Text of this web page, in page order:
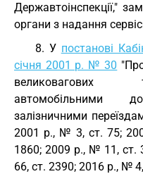
Державтоінспекції,"
органи з надання
8. У постанові
січня 2001 р. № 30
великовагових
автомобільними
залізничними
2001 р., № 3, ст. 75;
1860; 2009 р., № 11,
66, ст. 2390; 2016 р., №